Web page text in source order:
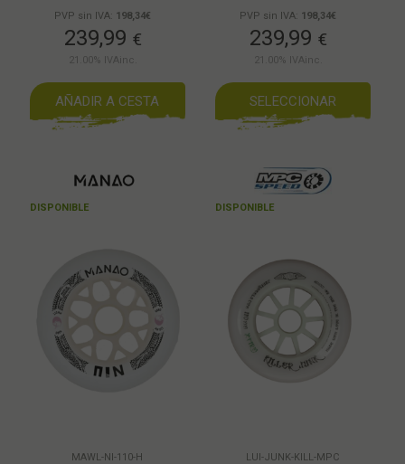
PVP sin IVA: 198,34€
239,99 €
21.00% IVAinc.
AÑADIR A CESTA
PVP sin IVA: 198,34€
239,99 €
21.00% IVAinc.
SELECCIONAR
DISPONIBLE
MAWL-NI-110-H
DISPONIBLE
LUI-JUNK-KILL-MPC